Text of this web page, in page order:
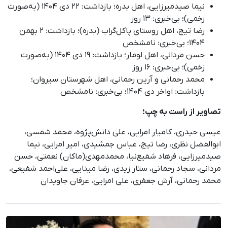
نیما صیدمیرزایی، اهل بدره؛ بازداشت: ۲۲ دی ۱۴۰۴ (به‌صورت
زخمی)؛ بی‌خبری: ۱۳ روز
رضا تیج، اهل روستای پاکل‌گراب (بدره)؛ بازداشت: ۲ بهمن
۱۴۰۴؛ بی‌خبری: نامشخص
حسن مردانی، اهل لومار؛ بازداشت: ۱۹ دی ۱۴۰۴ (به‌صورت
زخمی)؛ بی‌خبری: ۱۶ روز
محمد رحمانی و آرین رحمانی، اهل شهرستان سیروان؛
بازداشت: اواخر دی ۱۴۰۴؛ بی‌خبری: نامشخص
تصاویر از راست به چپ؛
عیسی حیدری، کامیار امرایی، علی دانش‌پژوه، محمد شمسی،
ابوالفضل نظری، رضا تیج، عباس جمشیدی، امیر امرایی، نیما
صیدمیرزایی، فرهاد شفیع‌نیا، محمدمهدی(ماکان) نعمتی، حسن
مردانی، سجاد رحمانی، ستار زیدی، رضا مینایی، علی‌احمد شفیعی،
محمد رحمانی، آرش جعفری، علی امرایی، عرفان جاویدان